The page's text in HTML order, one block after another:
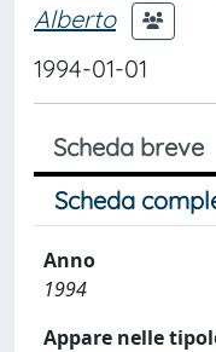
Alberto
1994-01-01
Scheda breve
Scheda
Anno
1994
Appare nelle